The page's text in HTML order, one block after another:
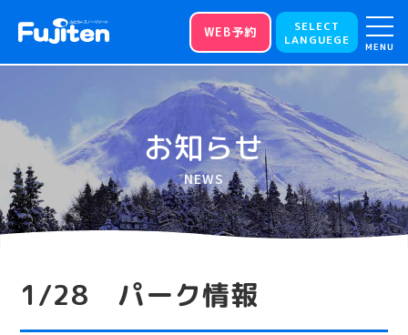
WEB予約
SELECT
LANGUEGE
MENU
お知らせ
NEWS
1/28 パーク情報